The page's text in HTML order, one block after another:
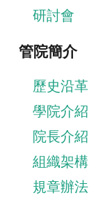
研討會
管院簡介
歷史沿革
學院介紹
院長介紹
組織架構
規章辦法